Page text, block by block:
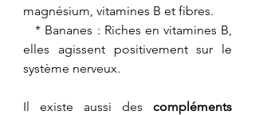
magnésium, vitamines B et fibres.
* Bananes : Riches en vitamines B,
elles agissent positivement sur le
système nerveux.
Il existe aussi des compléments